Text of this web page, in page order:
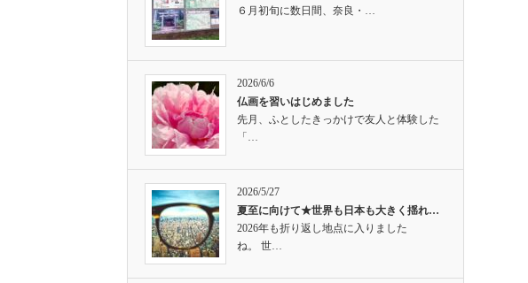
６月初旬に数日間、奈良・…
2026/6/6
仏画を習いはじめました
先月、ふとしたきっかけで友人と体験した
「…
2026/5/27
夏至に向けて★世界も日本も大きく揺れ…
2026年も折り返し地点に入りました
ね。 世…